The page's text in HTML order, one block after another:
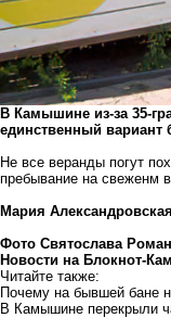
В Камышине из-за 35-
единственный вариант
Не все веранды погут
пребывание на свеженм
Мария Александровская
Фото Святослава
Новости на Блoкнoт-
Читайте также:
Почему на бывшей бане
В Камышине перекрыли